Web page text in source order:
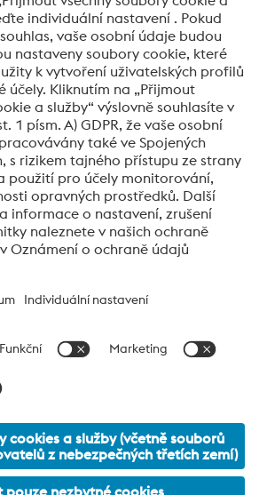
aktuality z oblasti zpracování
pro ověření
Captcha ⇗
Metals CZ s.r.o. představuje
pro Českou republiku . Divize
náročné segmenty výrobků a je
nástrojové oceli a dalších speciálních